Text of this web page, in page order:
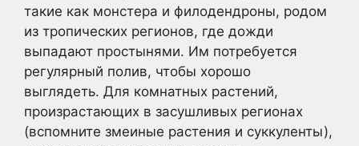
такие как монстера и филодендроны, родом
из тропических регионов, где дожди
выпадают простынями. Им потребуется
регулярный полив, чтобы хорошо
выглядеть. Для комнатных растений,
произрастающих в засушливых регионах
(вспомните змеиные растения и суккуленты),